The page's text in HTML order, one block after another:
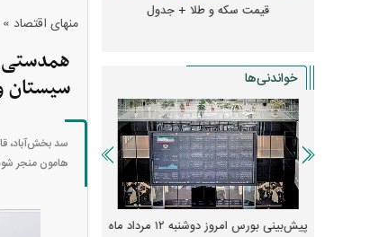
منهای اقتصاد »
همدستی
سیستان
سد بخش‌آباد،
هامون منجر
قیمت سکه و طلا + جدول
خواندنی‌ها
پیش‌بینی بورس امروز دوشنبه ۱۲ مرداد ماه